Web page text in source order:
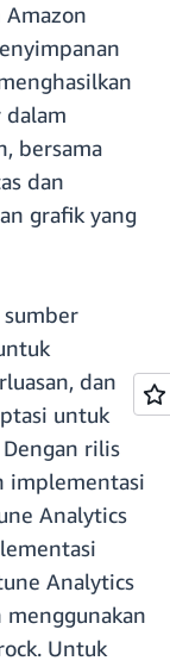
bersama
dan
grafik yang
sumber
dan
untuk
rilis
implementasi
Analytics
Analytics
menggunakan
Untuk